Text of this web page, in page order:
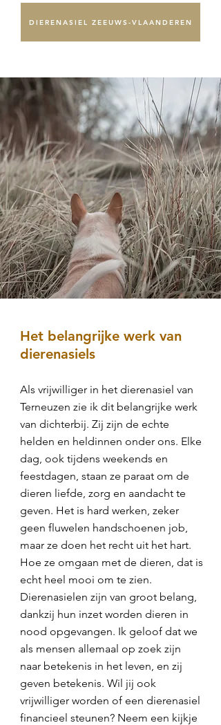
DIERENASIEL ZEEUWS-VLAANDEREN
Het belangrijke werk van
dierenasiels
Als vrijwilliger in het dierenasiel van
Terneuzen zie ik dit belangrijke werk
van dichterbij. Zij zijn de echte
helden en heldinnen onder ons. Elke
dag, ook tijdens weekends en
feestdagen, staan ze paraat om de
dieren liefde, zorg en aandacht te
geven. Het is hard werken, zeker
geen fluwelen handschoenen job,
maar ze doen het recht uit het hart.
Hoe ze omgaan met de dieren, dat is
echt heel mooi om te zien.
Dierenasielen zijn van groot belang,
dankzij hun inzet worden dieren in
nood opgevangen. Ik geloof dat we
als mensen allemaal op zoek zijn
naar betekenis in het leven, en zij
geven betekenis. Wil jij ook
vrijwilliger worden of een dierenasiel
financieel steunen? Neem een kijkje